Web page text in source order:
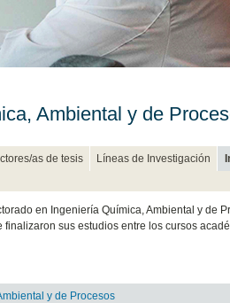
Ambiental y de
as de tesis Líneas de Investigación
en Ingeniería Química, Ambiental y de
sus estudios entre los cursos
y de Procesos